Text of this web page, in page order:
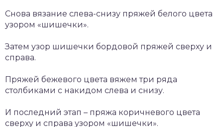
Снова вязание слева-снизу пряжей белого цвета
узором «шишечки».
Затем узор шишечки бордовой пряжей сверху и
справа.
Пряжей бежевого цвета вяжем три ряда
столбиками с накидом слева и снизу.
И последний этап – пряжа коричневого цвета
сверху и справа узором «шишечки».